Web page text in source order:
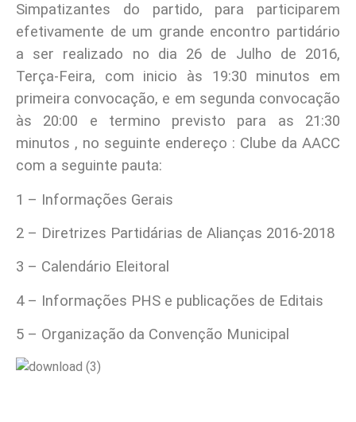
Simpatizantes do partido, para participarem
efetivamente de um grande encontro partidário
a ser realizado no dia 26 de Julho de 2016,
Terça-Feira, com inicio às 19:30 minutos em
primeira convocação, e em segunda convocação
às 20:00 e termino previsto para as 21:30
minutos , no seguinte endereço : Clube da AACC
com a seguinte pauta:
1 – Informações Gerais
2 – Diretrizes Partidárias de Alianças 2016-2018
3 – Calendário Eleitoral
4 – Informações PHS e publicações de Editais
5 – Organização da Convenção Municipal